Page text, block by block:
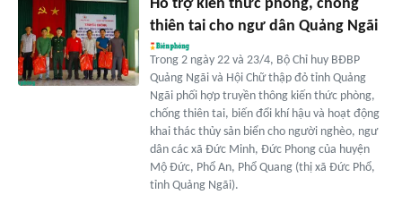
Hỗ trợ kiến thức phòng, chống
thiên tai cho ngư dân Quảng Ngãi
Trong 2 ngày 22 và 23/4, Bộ Chỉ huy BĐBP
Quảng Ngãi và Hội Chữ thập đỏ tỉnh Quảng
Ngãi phối hợp truyền thông kiến thức phòng,
chống thiên tai, biến đổi khí hậu và hoạt động
khai thác thủy sản biển cho người nghèo, ngư
dân các xã Đức Minh, Đức Phong của huyện
Mộ Đức, Phổ An, Phổ Quang (thị xã Đức Phổ,
tỉnh Quảng Ngãi).